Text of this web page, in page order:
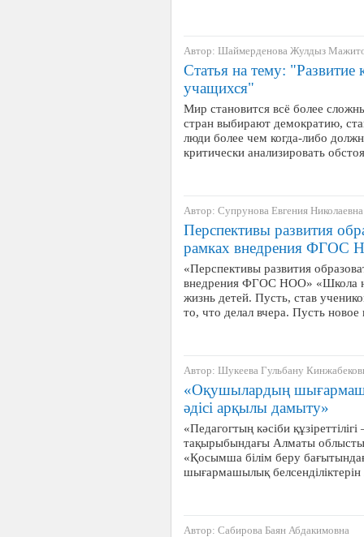
Автор: Шаймерденова Жулдыз
Статья на тему:
учащихся"
Мир становится всё более
стран выбирают демократию,
люди более чем когда-либо
критически анализировать
Автор: Супрунова Евгения Николаевна
Перспективы развития
рамках внедрения ФГОС
«Перспективы развития
внедрения ФГОС НОО» «Школа
жизнь детей. Пусть, став
то, что делал вчера. Пусть
Автор: Шукеева Гульбану
«Оқушылардың
әдісі арқылы дамыту»
«Педагогтың кәсіби
тақырыбындағы Алматы
«Қосымша білім беру
шығармашылық
Автор: Сабирова Баян Абдакимовна